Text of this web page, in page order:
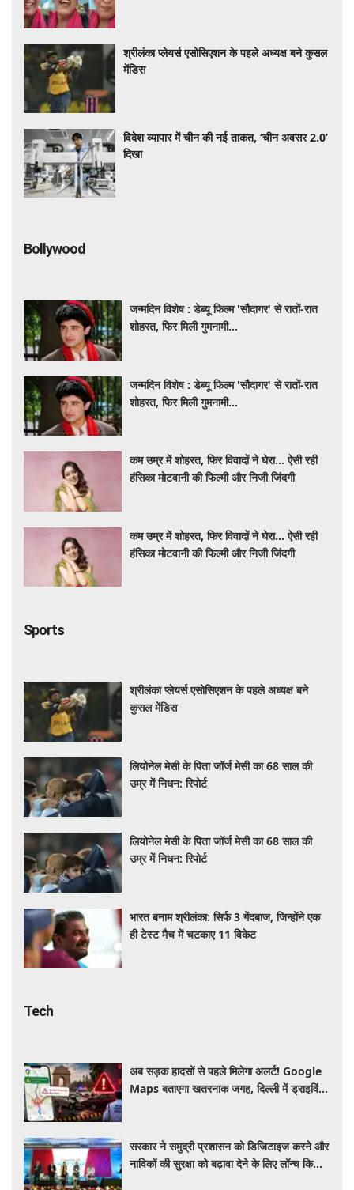
श्रीलंका प्लेयर्स एसोसिएशन के पहले अध्यक्ष बने कुसल
मेंडिस
विदेश व्यापार में चीन की नई ताकत, ‘चीन अवसर 2.0’
दिखा
Bollywood
जन्मदिन विशेष : डेब्यू फिल्म 'सौदागर' से रातों-रात
शोहरत, फिर मिली गुमनामी...
जन्मदिन विशेष : डेब्यू फिल्म 'सौदागर' से रातों-रात
शोहरत, फिर मिली गुमनामी...
कम उम्र में शोहरत, फिर विवादों ने घेरा… ऐसी रही
हंसिका मोटवानी की फिल्मी और निजी जिंदगी
कम उम्र में शोहरत, फिर विवादों ने घेरा… ऐसी रही
हंसिका मोटवानी की फिल्मी और निजी जिंदगी
Sports
श्रीलंका प्लेयर्स एसोसिएशन के पहले अध्यक्ष बने
कुसल मेंडिस
लियोनेल मेसी के पिता जॉर्ज मेसी का 68 साल की
उम्र में निधन: रिपोर्ट
लियोनेल मेसी के पिता जॉर्ज मेसी का 68 साल की
उम्र में निधन: रिपोर्ट
भारत बनाम श्रीलंका: सिर्फ 3 गेंदबाज, जिन्होंने एक
ही टेस्ट मैच में चटकाए 11 विकेट
Tech
अब सड़क हादसों से पहले मिलेगा अलर्ट! Google
Maps बताएगा खतरनाक जगह, दिल्ली में ड्राइविंग
सरकार ने समुद्री प्रशासन को डिजिटाइज करने और
नाविकों की सुरक्षा को बढ़ावा देने के लिए लॉन्च किया